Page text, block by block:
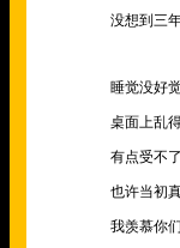
没想到三
睡觉没好
桌面上乱
有点受不
也许当初
我羡慕你